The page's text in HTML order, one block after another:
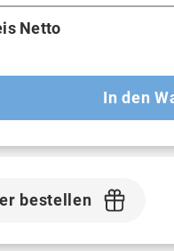
50 St.
250 St.
300 St.
1.000 St.
2.500 St.
Netto
In den
bestellen